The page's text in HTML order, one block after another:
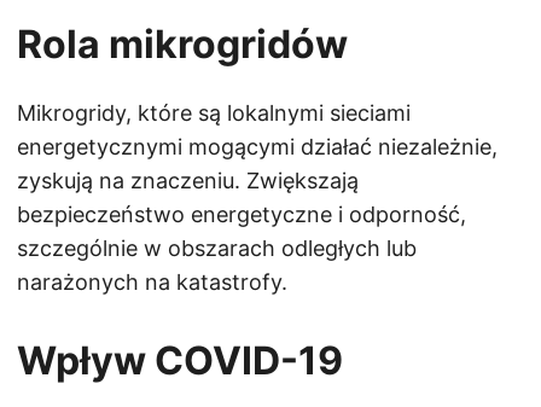
Rola mikrogridów
Mikrogridy, które są lokalnymi sieciami
energetycznymi mogącymi działać niezależnie,
zyskują na znaczeniu. Zwiększają
bezpieczeństwo energetyczne i odporność,
szczególnie w obszarach odległych lub
narażonych na katastrofy.
Wpływ COVID-19